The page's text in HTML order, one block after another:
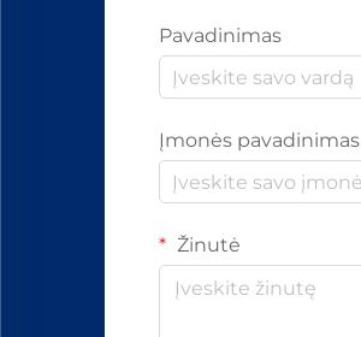
Pavadinimas
Įmonės pavadinimas
Žinutė